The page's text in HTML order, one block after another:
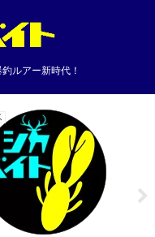
ルアー新時代！
愛